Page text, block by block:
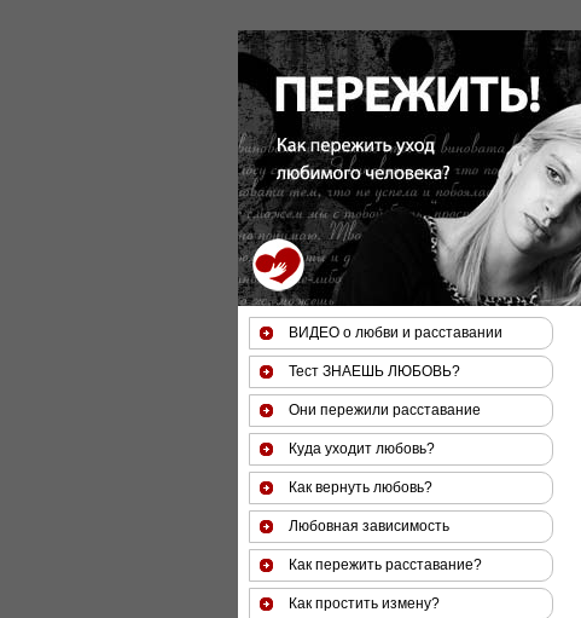
За 50 минут Вы можете оценить
ВИДЕО о любви и расставании
Тест ЗНАЕШЬ ЛЮБОВЬ?
Они пережили расставание
Куда уходит любовь?
Как вернуть любовь?
Любовная зависимость
Как пережить расставание?
Как простить измену?